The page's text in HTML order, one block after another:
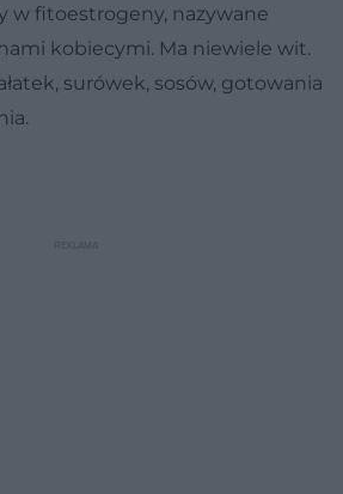
w fitoestrogeny, nazywane
kobiecymi. Ma niewiele wit.
surówek, sosów, gotowania